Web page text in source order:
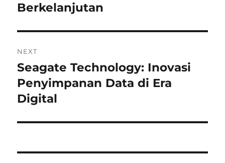
Berkelanjutan
NEXT
Next
post:
Seagate Technology: Inovasi
Penyimpanan Data di Era
Digital